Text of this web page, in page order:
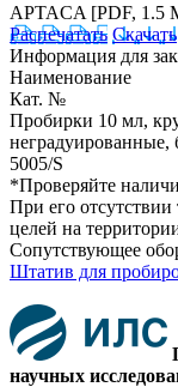
APTACA [PDF, 1.5
Распечатать Скачать
Информация для
Наименование
Кат. №
Пробирки 10 мл,
неградуированные,
5005/S
*Проверяйте
При его
целей на
Сопутствующее
Штатив для
научных